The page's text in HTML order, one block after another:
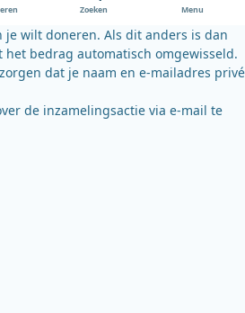
k
y
Zoeken Menu
je wilt doneren. Als dit anders is dan
bedrag automatisch omgewisseld.
dat je naam en e-mailadres privé
de inzamelingsactie via e-mail te